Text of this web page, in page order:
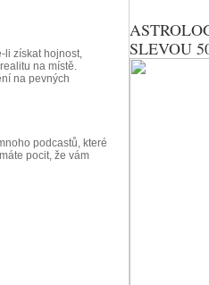
li získat hojnost,
na místě.
na pevných
podcastů, které
pocit, že vám
SLEVOU